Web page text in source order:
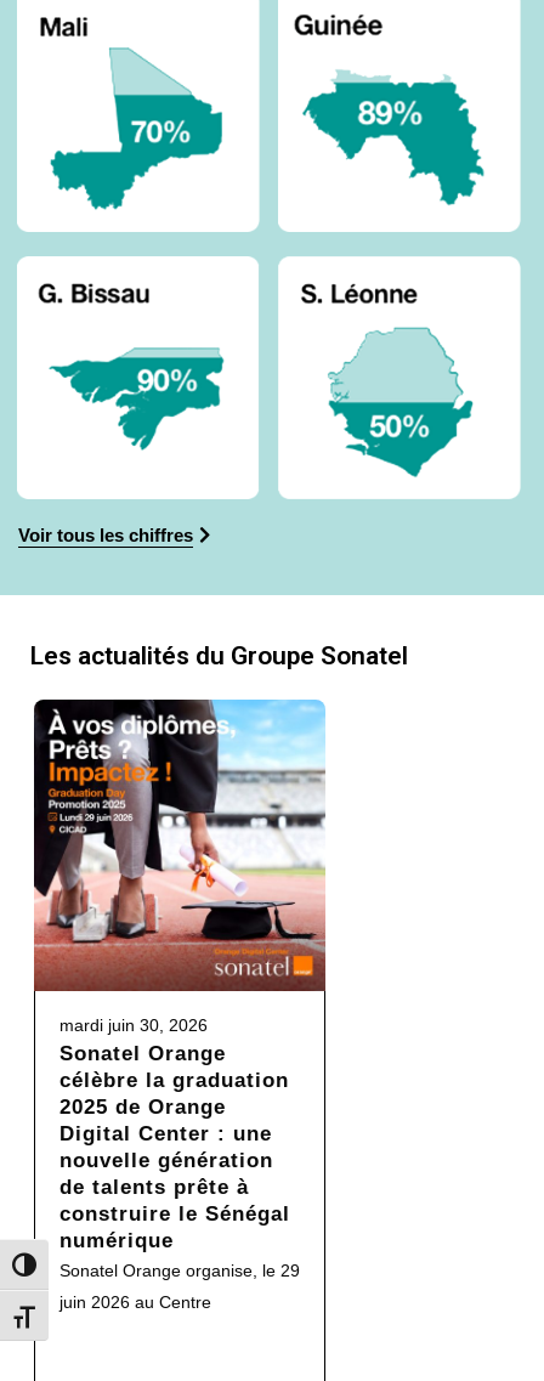
Toggle High Contrast
Toggle Font size
Voir tous les chiffres
Les actualités du Groupe Sonatel
mardi juin 30, 2026
Sonatel Orange
célèbre la graduation
2025 de Orange
Digital Center : une
nouvelle génération
de talents prête à
construire le Sénégal
numérique
Sonatel Orange organise, le 29
juin 2026 au Centre